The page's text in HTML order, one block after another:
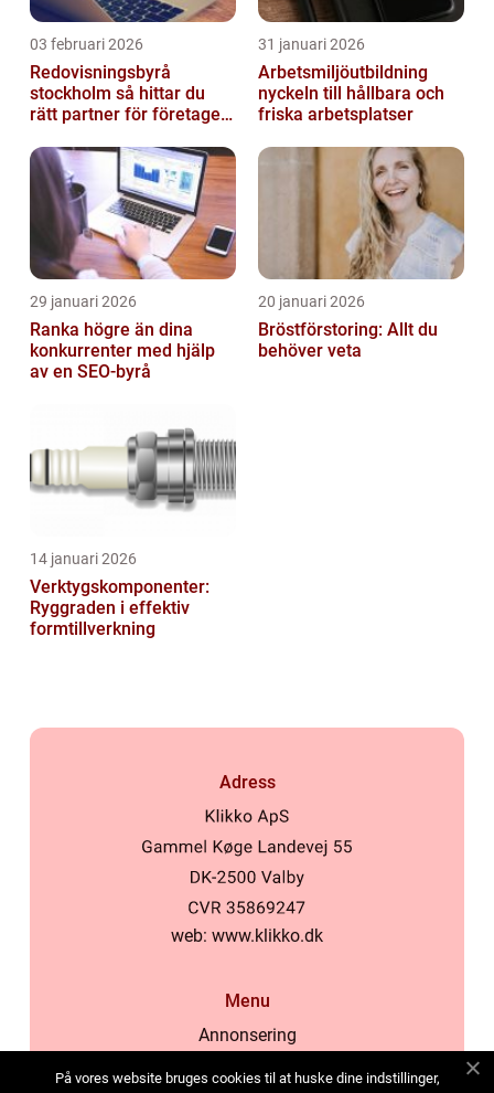
03 februari 2026
Redovisningsbyrå
stockholm så hittar du
rätt partner för företagets
31 januari 2026
Arbetsmiljöutbildning
nyckeln till hållbara och
friska arbetsplatser
29 januari 2026
Ranka högre än dina
konkurrenter med hjälp
av en SEO-byrå
20 januari 2026
Bröstförstoring: Allt du
behöver veta
14 januari 2026
Verktygskomponenter:
Ryggraden i effektiv
formtillverkning
Adress
web: www.klikko.dk
Menu
Annonsering
På vores website bruges cookies til at huske dine indstillinger,